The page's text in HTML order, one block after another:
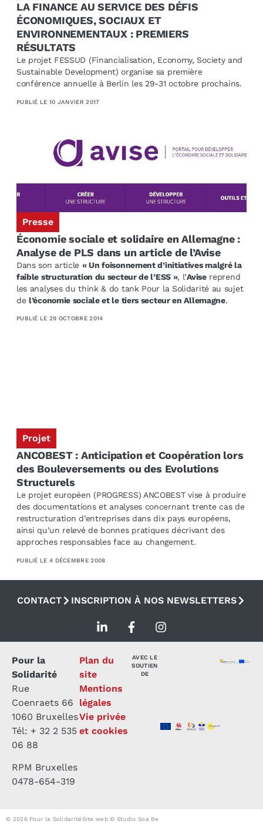
LA FINANCE AU SERVICE DES DÉFIS
ÉCONOMIQUES, SOCIAUX ET
ENVIRONNEMENTAUX : PREMIERS
RÉSULTATS
Le projet FESSUD (Financialisation, Economy, Society and
Sustainable Development) organise sa première
conférence annuelle à Berlin les 29-31 octobre prochains.
PUBLIÉ LE 10 JANVIER 2017
Presse
Économie sociale et solidaire en Allemagne :
Analyse de PLS dans un article de l’Avise
Dans son article « Un foisonnement d’initiatives malgré la
faible structuration du secteur de l’ESS », l’Avisereprend
les analyses du think & do tank Pour la Solidarité au sujet
del’économie sociale et le tiers secteur en Allemagne.
PUBLIÉ LE 29 OCTOBRE 2014
Projet
ANCOBEST : Anticipation et Coopération lors
des Bouleversements ou des Evolutions
Structurels
Le projet européen (PROGRESS) ANCOBEST vise à produire
des documentations et analyses concernant trente cas de
restructuration d’entreprises dans dix pays européens,
ainsi qu’un relevé de bonnes pratiques décrivant des
approches responsables face au changement.
PUBLIÉ LE 4 DÉCEMBRE 2008
CONTACT INSCRIPTION À NOS NEWSLETTERS
Pour la
Solidarité
Rue
Coenraets 66
1060 Bruxelles
Tél: + 32 2 535
06 88
RPM Bruxelles
0478-654-319
AVEC LE
SOUTIEN
DE
Plan du
site
Mentions
légales
Vie privée
et cookies
© 2026 Pour la SolidaritéSite web © Studio Soa Be